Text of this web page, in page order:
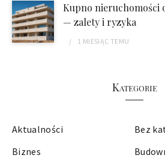
Kupno
— zalety i ryzyka
1 MIESIĄC TEMU
Kategorie
Aktualności
Bez
Biznes